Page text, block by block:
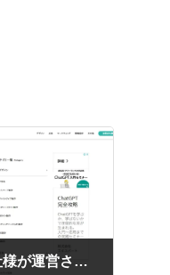
弊社記事がキナバル株式会社様が運営されているメディアで紹介されました